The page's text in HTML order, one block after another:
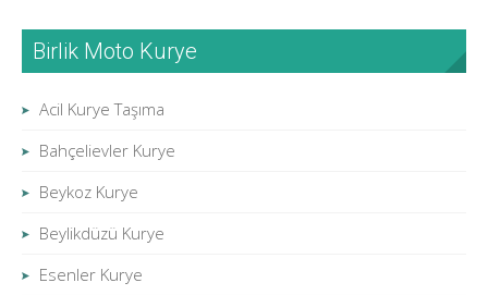
Birlik Moto Kurye
Acil Kurye Taşıma
Bahçelievler Kurye
Beykoz Kurye
Beylikdüzü Kurye
Esenler Kurye